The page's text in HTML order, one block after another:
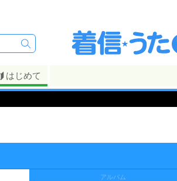
はじめて
アルバム